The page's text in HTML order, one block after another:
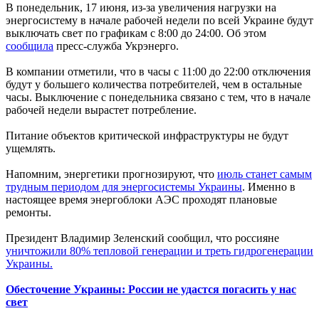
В понедельник, 17 июня, из-за увеличения нагрузки на
энергосистему в начале рабочей недели по всей Украине будут
выключать свет по графикам с 8:00 до 24:00. Об этом
сообщила пресс-служба Укрэнерго.
В компании отметили, что в часы с 11:00 до 22:00 отключения
будут у большего количества потребителей, чем в остальные
часы. Выключение с понедельника связано с тем, что в начале
рабочей недели вырастет потребление.
Питание объектов критической инфраструктуры не будут
ущемлять.
Напомним, энергетики прогнозируют, что июль станет самым
трудным периодом для энергосистемы Украины. Именно в
настоящее время энергоблоки АЭС проходят плановые
ремонты.
Президент Владимир Зеленский сообщил, что россияне
уничтожили 80% тепловой генерации и треть гидрогенерации
Украины.
Обесточение Украины: России не удастся погасить у нас
свет